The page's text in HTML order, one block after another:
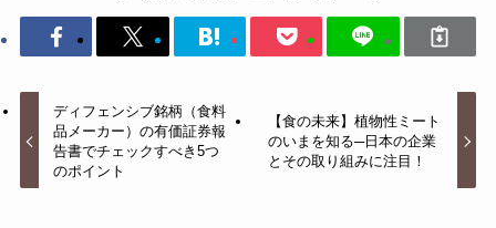
ディフェンシブ銘柄（食料
品メーカー）の有価証券報
告書でチェックすべき5つ
のポイント
【食の未来】植物性ミート
のいまを知る─日本の企業
とその取り組みに注目！